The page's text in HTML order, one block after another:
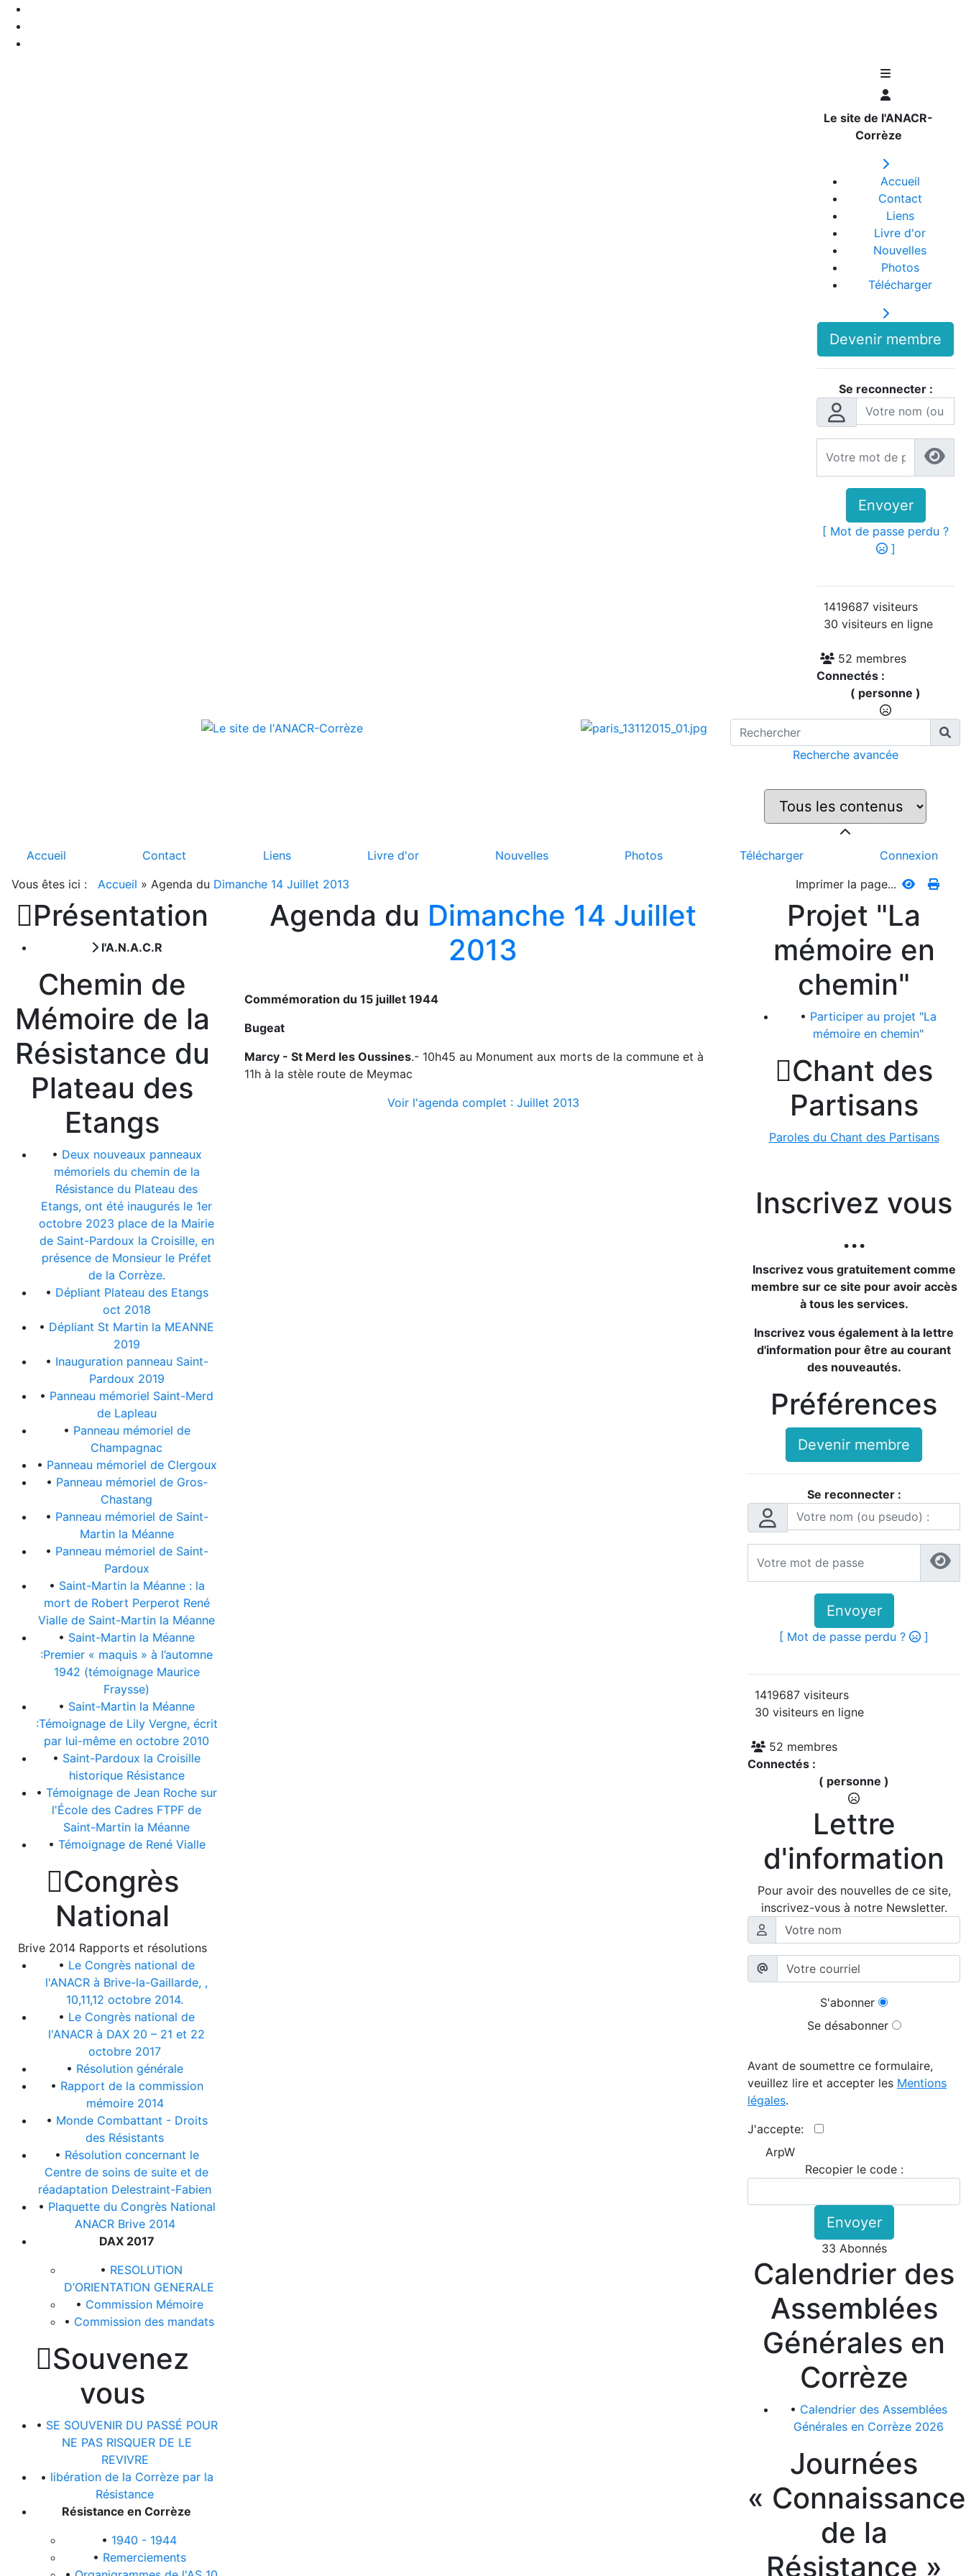
Le site de l'ANACR-
Corrèze
Accueil
Contact
Liens
Livre d'or
Nouvelles
Photos
Télécharger
Devenir membre
Se reconnecter :
Envoyer
[ Mot de passe perdu ?
]
1419687 visiteurs
30 visiteurs en ligne
52 membres
Connectés :
( personne )
Recherche avancée
Accueil Contact Liens Livre d'or Nouvelles Photos Télécharger
Connexion
Vous êtes ici :
Accueil » Agenda du Dimanche 14 Juillet 2013 Imprimer la page...
Présentation
l'A.N.A.C.R
Chemin de
Mémoire de la
Résistance du
Plateau des
Etangs
• Deux nouveaux panneaux
mémoriels du chemin de la
Résistance du Plateau des
Etangs, ont été inaugurés le 1er
octobre 2023 place de la Mairie
de Saint-Pardoux la Croisille, en
présence de Monsieur le Préfet
de la Corrèze.
• Dépliant Plateau des Etangs
oct 2018
• Dépliant St Martin la MEANNE
2019
• Inauguration panneau Saint-
Pardoux 2019
• Panneau mémoriel Saint-Merd
de Lapleau
• Panneau mémoriel de
Champagnac
• Panneau mémoriel de Clergoux
• Panneau mémoriel de Gros-
Chastang
• Panneau mémoriel de Saint-
Martin la Méanne
• Panneau mémoriel de Saint-
Pardoux
• Saint-Martin la Méanne : la
mort de Robert Perperot René
Vialle de Saint-Martin la Méanne
• Saint-Martin la Méanne
:Premier « maquis » à l’automne
1942 (témoignage Maurice
Fraysse)
• Saint-Martin la Méanne
:Témoignage de Lily Vergne, écrit
par lui-même en octobre 2010
• Saint-Pardoux la Croisille
historique Résistance
• Témoignage de Jean Roche sur
l'École des Cadres FTPF de
Saint-Martin la Méanne
• Témoignage de René Vialle
Congrès
National
Brive 2014 Rapports et résolutions
• Le Congrès national de
l'ANACR à Brive-la-Gaillarde, ,
10,11,12 octobre 2014.
• Le Congrès national de
l'ANACR à DAX 20 – 21 et 22
octobre 2017
• Résolution générale
• Rapport de la commission
mémoire 2014
• Monde Combattant - Droits
des Résistants
• Résolution concernant le
Centre de soins de suite et de
réadaptation Delestraint-Fabien
• Plaquette du Congrès National
ANACR Brive 2014
DAX 2017
• RESOLUTION
D’ORIENTATION GENERALE
• Commission Mémoire
• Commission des mandats
Souvenez
vous
• SE SOUVENIR DU PASSÉ POUR
NE PAS RISQUER DE LE
REVIVRE
• libération de la Corrèze par la
Résistance
Résistance en Corrèze
• 1940 - 1944
• Remerciements
Agenda du Dimanche 14 Juillet
2013
Commémoration du 15 juillet 1944
Bugeat
Marcy - St Merd les Oussines.- 10h45 au Monument aux morts de la commune et à
11h à la stèle route de Meymac
Voir l'agenda complet : Juillet 2013
Projet "La
mémoire en
chemin"
• Participer au projet "La
mémoire en chemin"
Chant des
Partisans
Paroles du Chant des Partisans
Inscrivez vous
...
Inscrivez vous gratuitement comme
membre sur ce site pour avoir accès
à tous les services.
Inscrivez vous également à la lettre
d'information pour être au courant
des nouveautés.
Préférences
Devenir membre
Se reconnecter :
Envoyer
[ Mot de passe perdu ? ]
1419687 visiteurs
30 visiteurs en ligne
52 membres
Connectés :
( personne )
Lettre
d'information
Pour avoir des nouvelles de ce site,
inscrivez-vous à notre Newsletter.
S'abonner
Se désabonner
Avant de soumettre ce formulaire,
veuillez lire et accepter les Mentions
légales.
J'accepte:
ArpW
Recopier le code :
Envoyer
33 Abonnés
Calendrier des
Assemblées
Générales en
Corrèze
• Calendrier des Assemblées
Générales en Corrèze 2026
Journées
« Connaissance
de la
Résistance »